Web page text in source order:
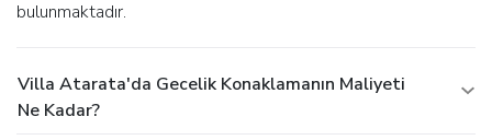
bulunmaktadır.
Villa Atarata'da Gecelik Konaklamanın Maliyeti
Ne Kadar?